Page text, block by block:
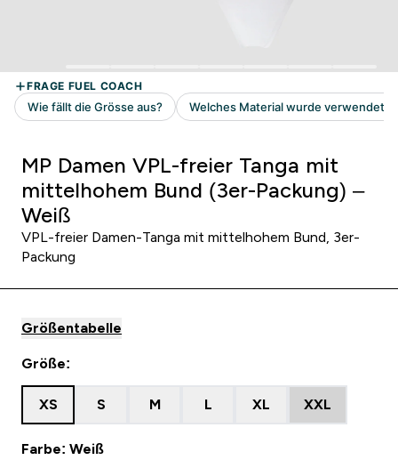
MP Damen VPL-freier Tanga mit
mittelhohem Bund (3er-Packung) –
Weiß
VPL-freier Damen-Tanga mit mittelhohem Bund, 3er-
Packung
Größentabelle
Größe:
XS S M L XL XXL
Farbe: Weiß